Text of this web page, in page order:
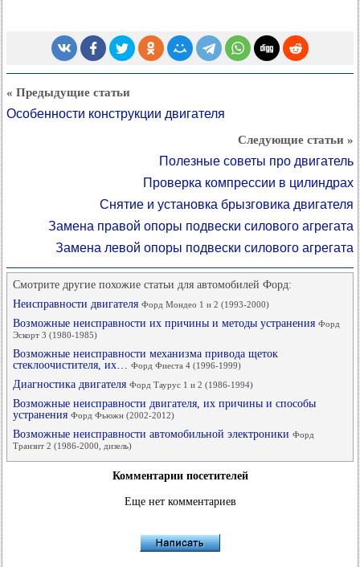
« Предыдущие статьи
Особенности конструкции двигателя
Следующие статьи »
Полезные советы про двигатель
Проверка компрессии в цилиндрах
Снятие и установка брызговика двигателя
Замена правой опоры подвески силового агрегата
Замена левой опоры подвески силового агрегата
Смотрите другие похожие статьи для автомобилей Форд:
Неисправности двигателя Форд Мондео 1 и 2 (1993-2000)
Возможные неисправности их причины и методы устранения Форд
Эскорт 3 (1980-1985)
Возможные неисправности механизма привода щеток
стеклоочистителя, их…
Форд Фиеста 4 (1996-1999)
Диагностика двигателя Форд Таурус 1 и 2 (1986-1994)
Возможные неисправности двигателя, их причины и способы
устранения Форд Фьюжн (2002-2012)
Возможные неисправности автомобильной электроники Форд
Транзит 2 (1986-2000, дизель)
Комментарии посетителей
Еще нет комментариев